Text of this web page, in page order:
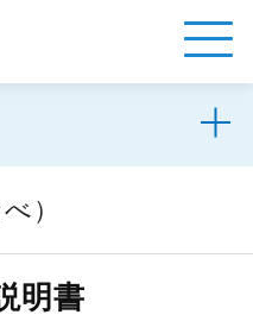
）
明書